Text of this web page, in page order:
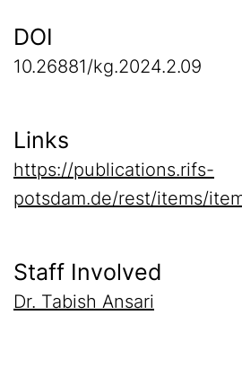
DOI
10.26881/kg.2024.2.09
Links
https://publications.rifs-
potsdam.de/rest/items/
Staff Involved
Dr. Tabish Ansari